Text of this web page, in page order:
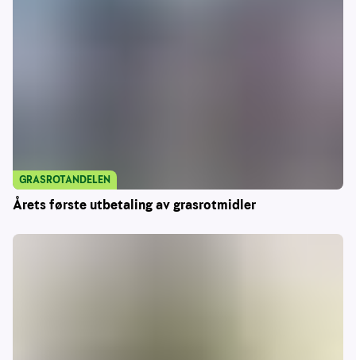
Årets første utbetaling av grasrotmidler
GRASROTANDELEN